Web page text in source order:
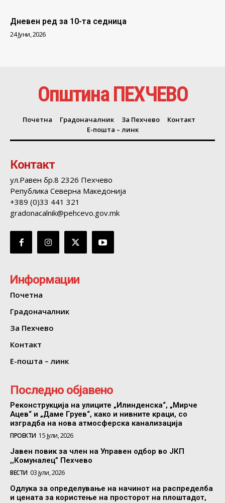
Дневен ред за 10-та седница
24 Јуни, 2026
Општина ПЕХЧЕВО
Почетна Градоначалник За Пехчево
Контакт
Е-пошта – линк
Контакт
ул.Равен бр.8 2326 Пехчево
Република Северна Македонија
+389 (0)33 441 321
gradonacalnik@pehcevo.gov.mk
Информации
Почетна
Градоначалник
За Пехчево
Контакт
Е-пошта – линк
Последно објавено
Реконструкција на улиците „Илинденска“, „Мирче
Ацев“ и „Даме Груев“, како и нивните краци, со
изградба на нова атмосферска канализација
ПРОЕКТИ 15 јули, 2026
Јавен повик за член на Управен одбор во ЈКП
,,Комуналец” Пехчево
ВЕСТИ 03 јули, 2026
Одлука за определување на начинот на распределба
и цената за користење на просторот на плоштадот,